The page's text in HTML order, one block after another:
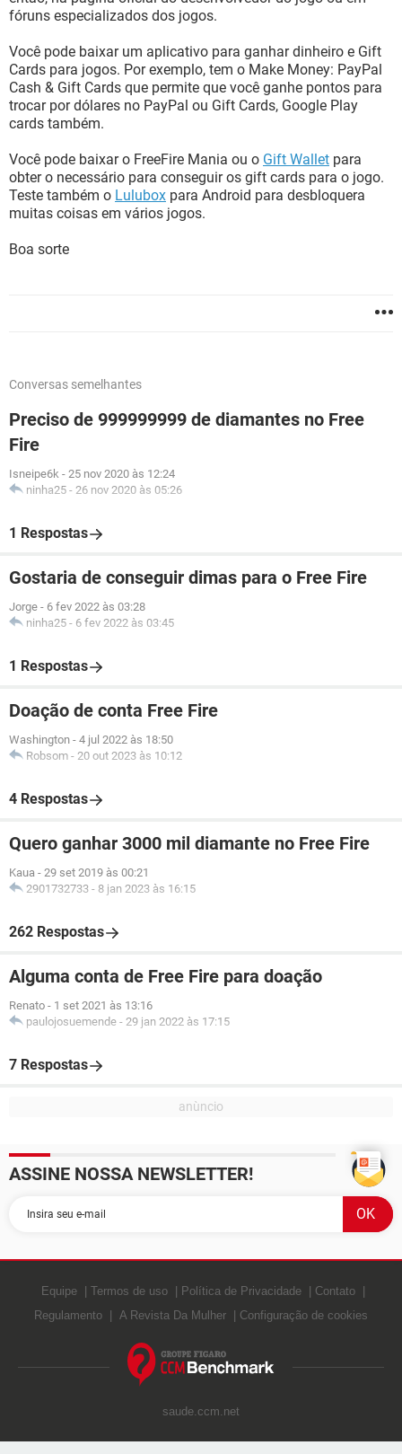
fóruns especializados dos jogos.
Você pode baixar um aplicativo para ganhar dinheiro e Gift
Cards para jogos. Por exemplo, tem o Make Money: PayPal
Cash & Gift Cards que permite que você ganhe pontos para
trocar por dólares no PayPal ou Gift Cards, Google Play
cards também.
Você pode baixar o FreeFire Mania ou o Gift Wallet para
obter o necessário para conseguir os gift cards para o jogo.
Teste também o Lulubox para Android para desbloquera
muitas coisas em vários jogos.
Boa sorte
Conversas semelhantes
Preciso de 999999999 de diamantes no Free
Fire
Isneipe6k - 25 nov 2020 às 12:24
ninha25 - 26 nov 2020 às 05:26
1 Respostas
Gostaria de conseguir dimas para o Free Fire
Jorge - 6 fev 2022 às 03:28
ninha25 - 6 fev 2022 às 03:45
1 Respostas
Doação de conta Free Fire
Washington - 4 jul 2022 às 18:50
Robsom - 20 out 2023 às 10:12
4 Respostas
Quero ganhar 3000 mil diamante no Free Fire
Kaua - 29 set 2019 às 00:21
2901732733 - 8 jan 2023 às 16:15
262 Respostas
Alguma conta de Free Fire para doação
Renato - 1 set 2021 às 13:16
paulojosuemende - 29 jan 2022 às 17:15
7 Respostas
ASSINE NOSSA NEWSLETTER!
Equipe Termos de uso Política de Privacidade
Contato
Regulamento
A Revista Da Mulher Configuração de cookies
saude.ccm.net